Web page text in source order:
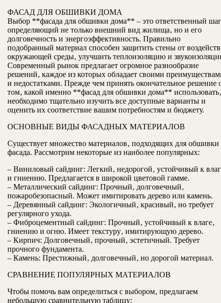
ФАСАД ДЛЯ ОБШИВКИ ДОМА
Выбор **фасада для обшивки дома** – это ответственный
определяющий не только внешний вид жилища‚ но и его
долговечность и энергоэффективность. Правильно
подобранный материал способен защитить стены от
окружающей среды‚ улучшить теплоизоляцию и
Современный рынок предлагает огромное разнообразие
решений‚ каждое из которых обладает своими
и недостатками. Прежде чем принять окончательное решение
том‚ какой именно **фасад для обшивки дома** использовать‚
необходимо тщательно изучить все доступные варианты и
оценить их соответствие вашим потребностям и бюджету.
ОСНОВНЫЕ ВИДЫ ФАСАДНЫХ МАТЕРИАЛОВ
Существует множество материалов‚ подходящих для обшивки
фасада. Рассмотрим некоторые из наиболее популярных:
– Виниловый сайдинг: Легкий‚ недорогой‚ устойчивый к
и гниению. Предлагается в широкой цветовой гамме.
– Металлический сайдинг: Прочный‚ долговечный‚
пожаробезопасный. Может имитировать дерево или камень.
– Деревянный сайдинг: Экологичный‚ красивый‚ но требует
регулярного ухода.
– Фиброцементный сайдинг: Прочный‚ устойчивый к влаге‚
гниению и огню. Имеет текстуру‚ имитирующую дерево.
– Кирпич: Долговечный‚ прочный‚ эстетичный. Требует
прочного фундамента.
– Камень: Престижный‚ долговечный‚ но дорогой материал.
СРАВНЕНИЕ ПОПУЛЯРНЫХ МАТЕРИАЛОВ
Чтобы помочь вам определиться с выбором‚ предлагаем
небольшую сравнительную таблицу: